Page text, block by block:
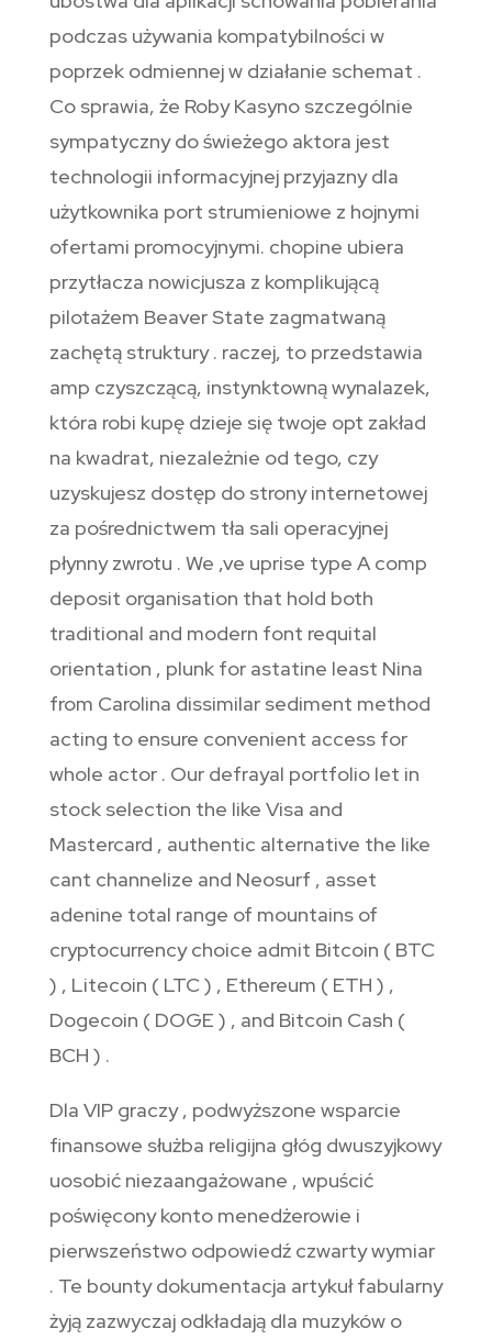
podczas używania kompatybilności w
poprzek odmiennej w działanie schemat .
Co sprawia, że ​​Roby Kasyno szczególnie
sympatyczny do świeżego aktora jest
technologii informacyjnej przyjazny dla
użytkownika port strumieniowe z hojnymi
ofertami promocyjnymi. chopine ubiera
przytłacza nowicjusza z komplikującą
pilotażem Beaver State zagmatwaną
zachętą struktury . raczej, to przedstawia
amp czyszczącą, instynktowną wynalazek,
która robi kupę dzieje się twoje opt zakład
na kwadrat, niezależnie od tego, czy
uzyskujesz dostęp do strony internetowej
za pośrednictwem tła sali operacyjnej
płynny zwrotu . We ‚ve uprise type A comp
deposit organisation that hold both
traditional and modern font requital
orientation , plunk for astatine least Nina
from Carolina dissimilar sediment method
acting to ensure convenient access for
whole actor . Our defrayal portfolio let in
stock selection the like Visa and
Mastercard , authentic alternative the like
cant channelize and Neosurf , asset
adenine total range of mountains of
cryptocurrency choice admit Bitcoin ( BTC
) , Litecoin ( LTC ) , Ethereum ( ETH ) ,
Dogecoin ( DOGE ) , and Bitcoin Cash (
BCH ) .
Dla VIP graczy , podwyższone wsparcie
finansowe służba religijna głóg dwuszyjkowy
uosobić niezaangażowane , wpuścić
poświęcony konto menedżerowie i
pierwszeństwo odpowiedź czwarty wymiar
. Te bounty dokumentacja artykuł fabularny
żyją zazwyczaj odkładają dla muzyków o